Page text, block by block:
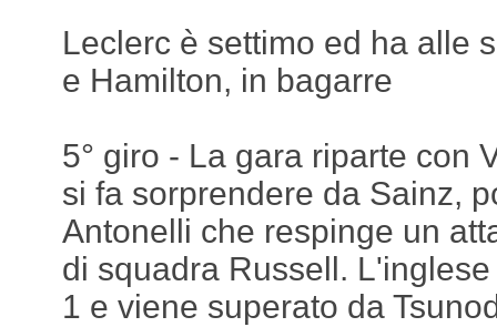
Leclerc è settimo ed ha alle
e Hamilton, in bagarre
5° giro - La gara riparte con
si fa sorprendere da Sainz,
Antonelli che respinge un
di squadra Russell.
1 e viene superato da